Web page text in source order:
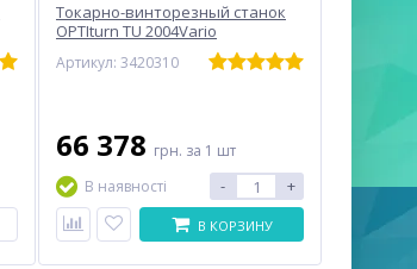
Токарно-винторезный станок
OPTIturn TU 2004Vario
Артикул: 3420310
66 378 грн. за 1 шт
В наявності
- +
В КОРЗИНУ